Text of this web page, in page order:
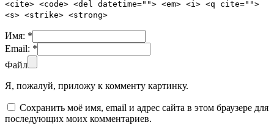
<cite> <code> <del datetime=""> <em> <i> <q cite="">
<s> <strike> <strong>
Имя: *
Email: *
Файл
Я, пожалуй, приложу к комменту картинку.
Сохранить моё имя, email и адрес сайта в этом браузере для
последующих моих комментариев.